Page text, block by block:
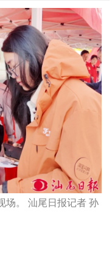
场。 汕尾日报记者 孙